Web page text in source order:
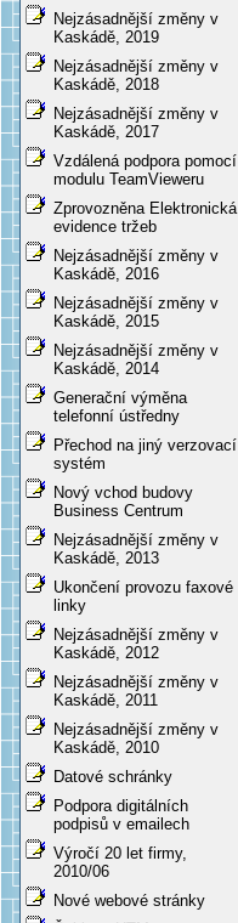
Nejzásadnější změny v
Kaskádě, 2019
Nejzásadnější změny v
Kaskádě, 2018
Nejzásadnější změny v
Kaskádě, 2017
Vzdálená podpora pomocí
modulu TeamVieweru
Zprovozněna Elektronická
evidence tržeb
Nejzásadnější změny v
Kaskádě, 2016
Nejzásadnější změny v
Kaskádě, 2015
Nejzásadnější změny v
Kaskádě, 2014
Generační výměna
telefonní ústředny
Přechod na jiný verzovací
systém
Nový vchod budovy
Business Centrum
Nejzásadnější změny v
Kaskádě, 2013
Ukončení provozu faxové
linky
Nejzásadnější změny v
Kaskádě, 2012
Nejzásadnější změny v
Kaskádě, 2011
Nejzásadnější změny v
Kaskádě, 2010
Datové schránky
Podpora digitálních
podpisů v emailech
Výročí 20 let firmy,
2010/06
Nové webové stránky